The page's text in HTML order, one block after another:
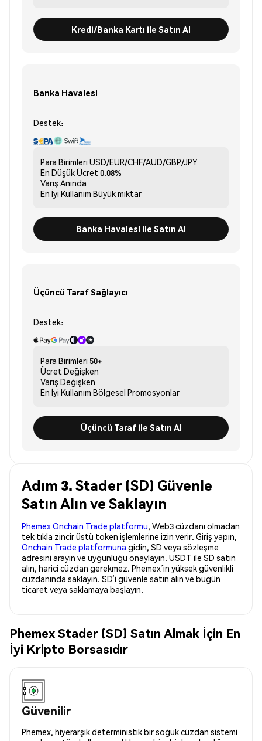
Kredi/Banka Kartı ile Satın Al
Banka Havalesi
Destek:
Para Birimleri USD/EUR/CHF/AUD/GBP/JPY
En Düşük Ücret 0.08%
Varış Anında
En İyi Kullanım Büyük miktar
Banka Havalesi ile Satın Al
Üçüncü Taraf Sağlayıcı
Destek:
Para Birimleri 50+
Ücret Değişken
Varış Değişken
En İyi Kullanım Bölgesel Promosyonlar
Üçüncü Taraf ile Satın Al
Adım 3. Stader (SD) Güvenle
Satın Alın ve Saklayın
Phemex Onchain Trade platformu, Web3 cüzdanı olmadan
tek tıkla zincir üstü token işlemlerine izin verir. Giriş yapın,
Onchain Trade platformuna gidin, SD veya sözleşme
adresini arayın ve uygunluğu onaylayın. USDT ile SD satın
alın, harici cüzdan gerekmez. Phemex’in yüksek güvenlikli
cüzdanında saklayın. SD’i güvenle satın alın ve bugün
ticaret veya saklamaya başlayın.
Phemex Stader (SD) Satın Almak İçin En
İyi Kripto Borsasıdır
Güvenilir
Phemex, hiyerarşik deterministik bir soğuk cüzdan sistemi